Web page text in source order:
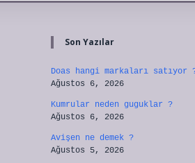
Sidebar
Son Yazılar
Doas hangi markaları satıyor
Ağustos 6, 2026
Kumrular neden guguklar ?
Ağustos 6, 2026
Avişen ne demek ?
Ağustos 5, 2026